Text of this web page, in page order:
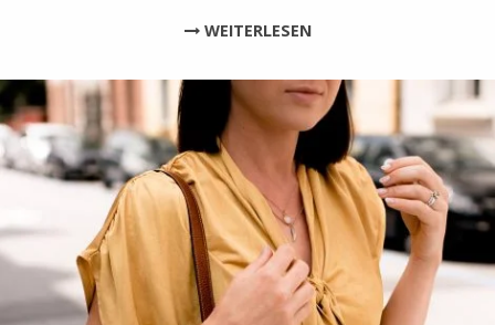
WEITERLESEN